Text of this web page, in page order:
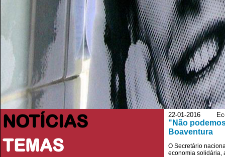
NOTÍCIAS
TEMAS
22-01-2016
"Não
Boaventura
O Secretário
economia solidária,